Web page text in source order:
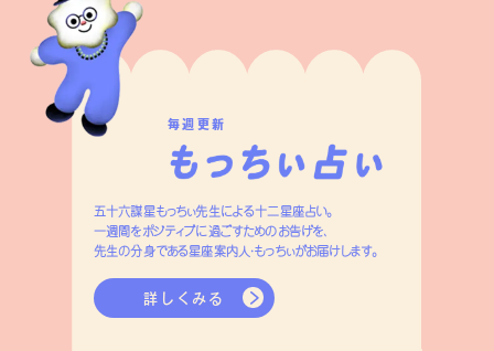
毎週更新
五十六謀星もっちぃ先生による十二星座占い。
一週間をポジティブに過ごすためのお告げを、
先生の分身である星座案内人・もっちぃがお届けします。
詳しくみる